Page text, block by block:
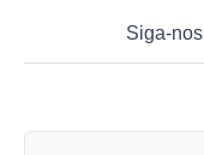
Siga-